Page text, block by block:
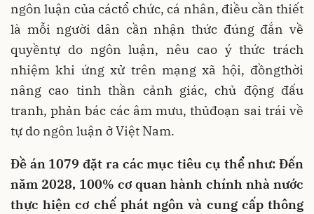
ngôn luận của cáctổ chức, cá nhân, điều cần thiết
là mỗi người dân cần nhận thức đúng đắn về
quyềntự do ngôn luận, nêu cao ý thức trách
nhiệm khi ứng xử trên mạng xã hội, đồngthời
nâng cao tinh thần cảnh giác, chủ động đấu
tranh, phản bác các âm mưu, thủđoạn sai trái về
tự do ngôn luận ở Việt Nam.
Đề án 1079 đặt ra các mục tiêu cụ thể như: Đến
năm 2028, 100% cơ quan hành chính nhà nước
thực hiện cơ chế phát ngôn và cung cấp thông